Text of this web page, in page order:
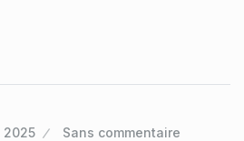
2025 Sans commentaire